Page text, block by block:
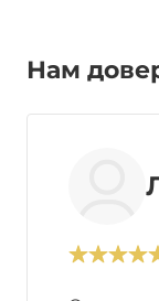
Нам